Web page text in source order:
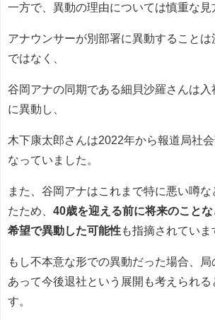
一方で、異動の理由については慎重な見
アナウンサーが別部署に異動することは
ではなく、
谷岡アナの同期である細貝沙羅さんは
に異動し、
木下康太郎さんは2022年から報道局社
なっていました。
また、谷岡アナはこれまで特に悪い噂な
たため、 40歳を迎える前に将来のこと
希望で異動した可能性も指摘されていま
もし不本意な形での異動だった場合、局
あって今後退社という展開も考えられる
す。